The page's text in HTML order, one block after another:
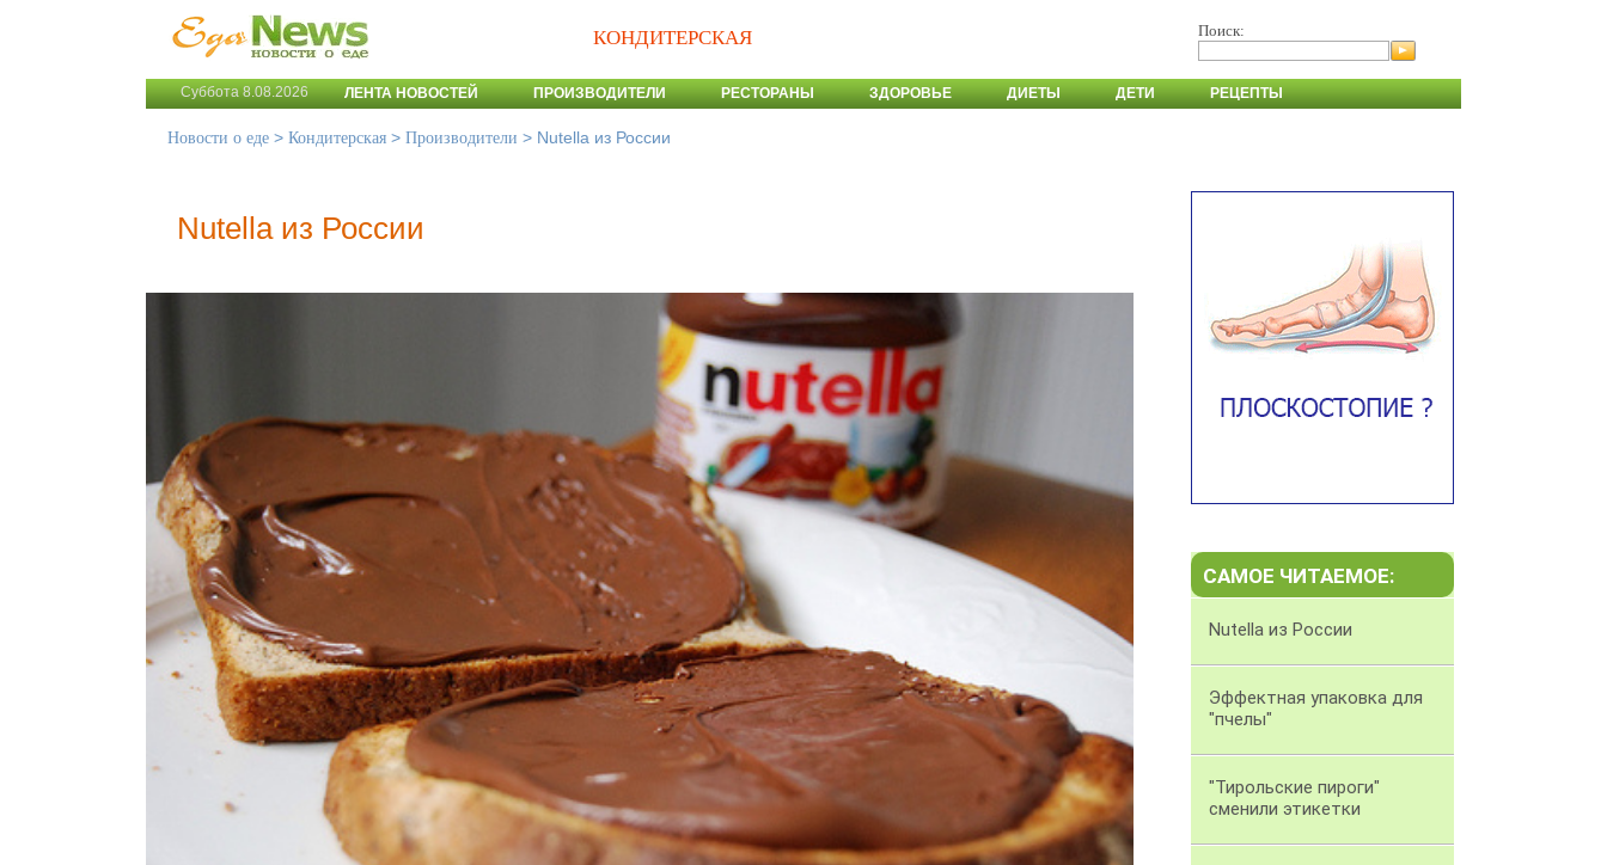
КОНДИТЕРСКАЯ Поиск:
Суббота 8.08.2026 ЛЕНТА НОВОСТЕЙ ПРОИЗВОДИТЕЛИ РЕСТОРАНЫ ЗДОРОВЬЕ ДИЕТЫ ДЕТИ РЕЦЕПТЫ
Новости о еде > Кондитерская > Производители > Nutella из России
Nutella из России
САМОЕ ЧИТАЕМОЕ:
Nutella из России
Эффектная упаковка для
"пчелы"
"Тирольские пироги"
сменили этикетки